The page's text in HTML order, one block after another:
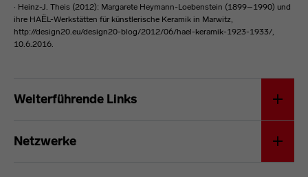
· Heinz-J. Theis (2012): Margarete Heymann-Loebenstein (1899–1990) und
ihre HAЁL-Werkstätten für künstlerische Keramik in Marwitz,
http://design20.eu/design20-blog/2012/06/hael-keramik-1923-1933/,
10.6.2016.
Weiterführende Links
Netzwerke